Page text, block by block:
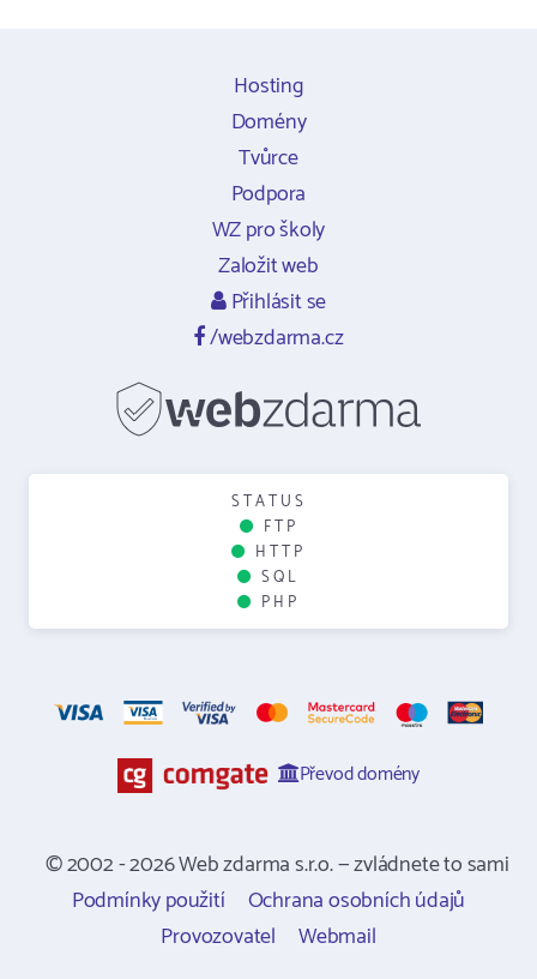
Hosting
Domény
Tvůrce
Podpora
WZ pro školy
Založit web
Přihlásit se
/webzdarma.cz
STATUS
FTP
HTTP
SQL
PHP
Převod domény
© 2002 - 2026 Web zdarma s.r.o. — zvládnete to sami
Podmínky použití
Ochrana osobních údajů
Provozovatel
Webmail